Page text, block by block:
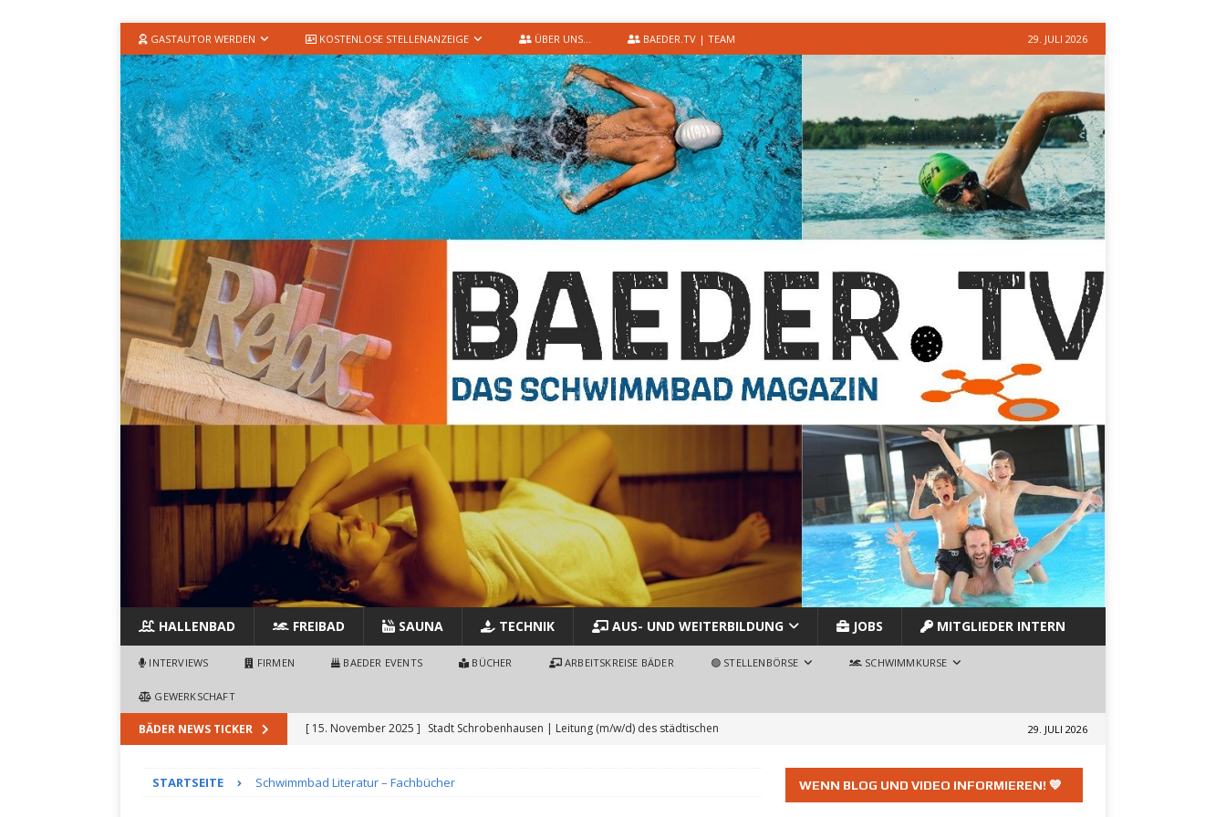
GASTAUTOR WERDEN KOSTENLOSE STELLENANZEIGE ÜBER UNS… BAEDER.TV | TEAM 29. JULI 2026
HALLENBAD FREIBAD SAUNA TECHNIK AUS- UND WEITERBILDUNG JOBS MITGLIEDER INTERN
INTERVIEWS FIRMEN BAEDER EVENTS BÜCHER ARBEITSKREISE BÄDER 🟢 STELLENBÖRSE SCHWIMMKURSE
GEWERKSCHAFT
BÄDER NEWS TICKER [ 15. November 2025 ] Stadt Schrobenhausen | Leitung (m/w/d) des städtischen
[ 9. November 2025 ] Badmeister/in Hallenbad (80-100%) – Stadt Uster – Schweiz
29. JULI 2026
STARTSEITE Schwimmbad Literatur – Fachbücher WENN BLOG UND VIDEO INFORMIEREN! 💙